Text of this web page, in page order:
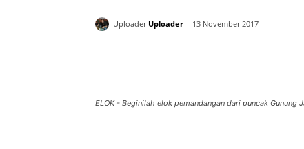
Uploader Uploader 13 November 2017
ELOK - Beginilah elok pemandangan dari puncak Gunung